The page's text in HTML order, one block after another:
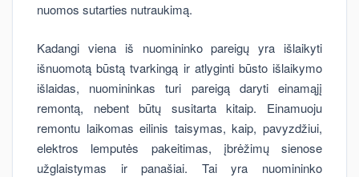
nuomos sutarties nutraukimą.
Kadangi viena iš nuomininko pareigų yra išlaikyti
išnuomotą būstą tvarkingą ir atlyginti būsto išlaikymo
išlaidas, nuomininkas turi pareigą daryti einamąjį
remontą, nebent būtų susitarta kitaip. Einamuoju
remontu laikomas eilinis taisymas, kaip, pavyzdžiui,
elektros lemputės pakeitimas, įbrėžimų sienose
užglaistymas ir panašiai. Tai yra nuomininko